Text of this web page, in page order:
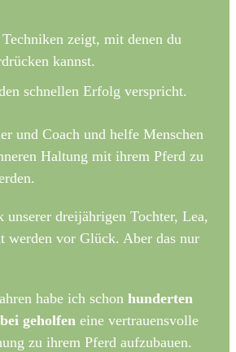
zeigt, mit denen du
kannst.
schnellen Erfolg verspricht.
und Coach und helfe Menschen
Haltung mit ihrem Pferd zu
dreijährigen Tochter, Lea,
werden vor Glück. Aber das nur
habe ich schon hunderten
geholfen eine vertrauensvolle
zu ihrem Pferd aufzubauen.